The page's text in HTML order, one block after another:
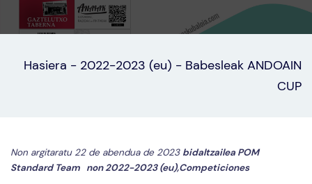
Hasiera - 2022-2023 (eu) - Babesleak ANDOAIN
CUP
Non argitaratu 22 de abendua de 2023 bidaltzailea POM
Standard Team non2022-2023 (eu),Competiciones